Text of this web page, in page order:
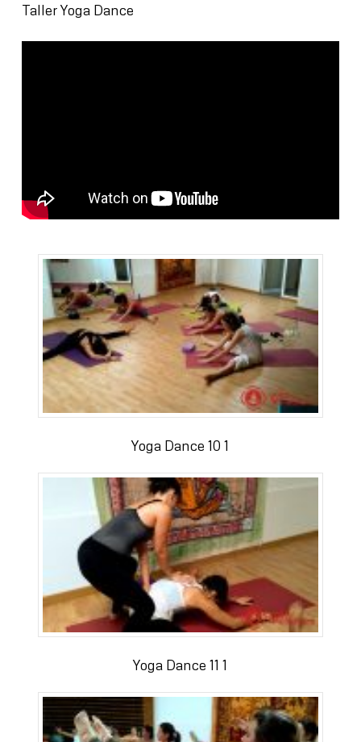
Taller Yoga Dance
Yoga Dance 10 1
Yoga Dance 11 1